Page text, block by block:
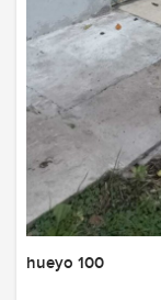
hueyo 100